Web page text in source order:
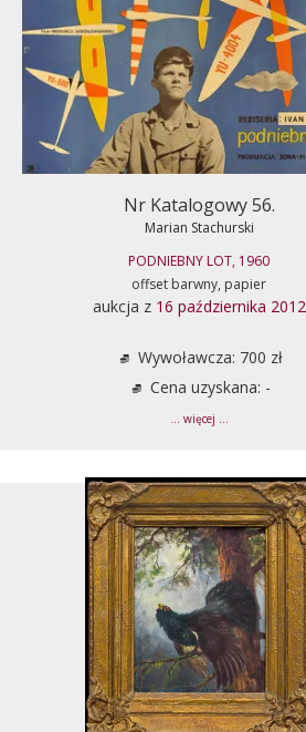
Nr Katalogowy 56.
Marian Stachurski
PODNIEBNY LOT, 1960
offset barwny, papier
aukcja z 16 października 2012
Wywoławcza: 700 zł
Cena uzyskana: -
... więcej ...